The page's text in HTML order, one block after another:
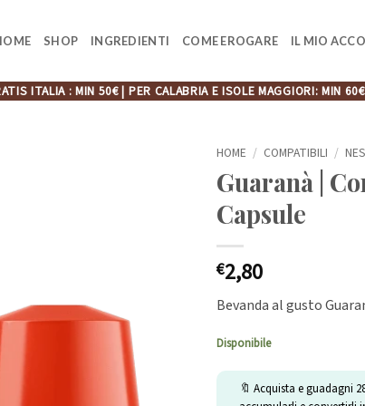
SHOP INGREDIENTI COME EROGARE IL MIO
ITALIA : MIN 50€ | PER CALABRIA E ISOLE MAGGIORI: MIN
HOME / COMPATIBILI /
Guaranà |
Capsule
€2,80
Bevanda al gusto
Disponibile
🔖 Acquista e guadagni